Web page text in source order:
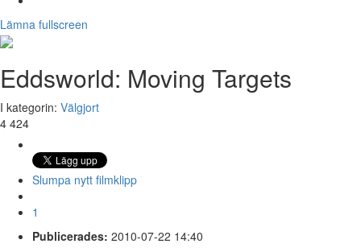
Lämna fullscreen
Eddsworld: Moving Targets
I kategorin: Välgjort
4 424
Slumpa nytt filmklipp
1
Publicerades: 2010-07-22 14:40